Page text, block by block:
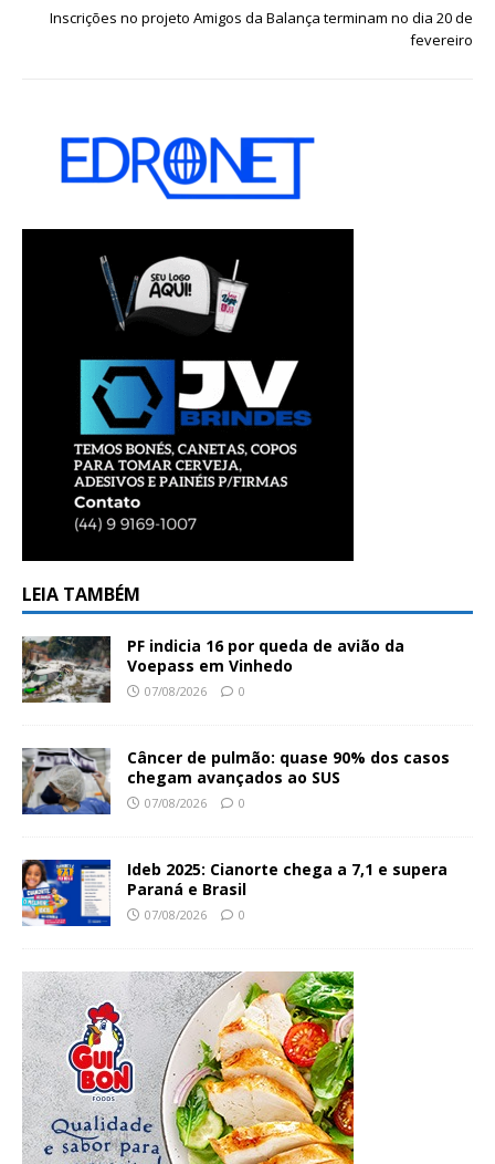
Inscrições no projeto Amigos da Balança terminam no dia 20 de
fevereiro
LEIA TAMBÉM
PF indicia 16 por queda de avião da
Voepass em Vinhedo
07/08/2026 0
Câncer de pulmão: quase 90% dos casos
chegam avançados ao SUS
07/08/2026 0
Ideb 2025: Cianorte chega a 7,1 e supera
Paraná e Brasil
07/08/2026 0